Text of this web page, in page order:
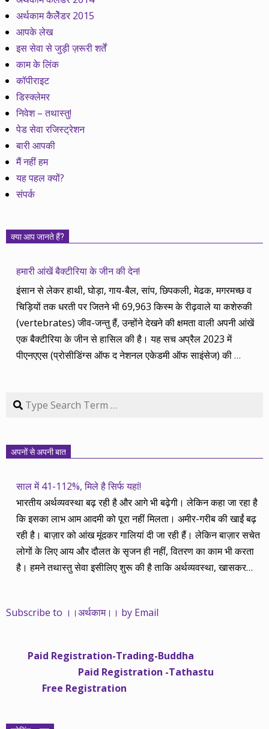
अर्थकाम कैलेेंडर 2015
आपके लेख
इस सेवा से जुड़ी ज़रूरी शर्तें
काम के लिंक
कॉपीराइट
डिस्क्लेमर
निवेश – तथास्तु!
पेड सेवा रजिस्ट्रेशन
बारी आपकी
मैं नहीं हम
यह पहल क्यों?
संपर्क
क्या आप जानते हैं?
हमारी आंखें बैक्टीरिया के जीन की देन!
इंसान से लेकर हाथी, घोड़ा, गाय-बैल, सांप, छिपकली, मेढक, मगरमच्छ व
चिड़ियों तक धरती पर जितने भी 69,963 किस्म के रीढ़वाले या कशेरुकी
(vertebrates) जीव-जन्तु हैं, उन्होंने देखने की क्षमता वाली अपनी आंखें
एक बैक्टीरिया के जीन से हासिल की है। यह सच अप्रैल 2023 में
पीएनएएस (प्रोसीडिंग्स ऑफ द नेशनल एकेडमी ऑफ साइंसेज) की…
Search
अपनों से अपनी बात
साल में 41-112%, मिले है सिर्फ यहां!
भारतीय अर्थव्यवस्था बढ़ रही है और आगे भी बढ़ेगी। लेकिन कहा जा रहा है
कि इसका लाभ आम आदमी को पूरा नहीं मिलता। अमीर-गरीब की खाईं बढ़
रही है। बाज़ार को आंख मूंदकर गालियां दी जा रही हैं। लेकिन बाज़ार सचेत
लोगों के लिए आय और दौलत के सृजन ही नहीं, वितरण का काम भी करता
है। हमने तथास्तु सेवा इसीलिए शुरू की है ताकि अर्थव्यवस्था, खासकर
महंगाई की दर 10 प्रतिशत से ऊपर रहती है। वे भागकर जाते हैं सोने और
साढ़े चार सालों से अर्थकाम से जुड़े हैं, वे हमारी ईमानदारी और सत्यनिष्ठा से
भलीभांति वाकिफ हैं। शुरू में हम भी कच्चे थे तो बाज़ार के उस्तादों के जाल
में फंस गए। गलतियां कीं। लेकिन जैसे ही समझ में आया, खटाक से उनसे
Subscribe to ।।अर्थकाम।। by Email
Paid Registration-Trading-Buddha
Paid Registration -Tathastu
Free Registration